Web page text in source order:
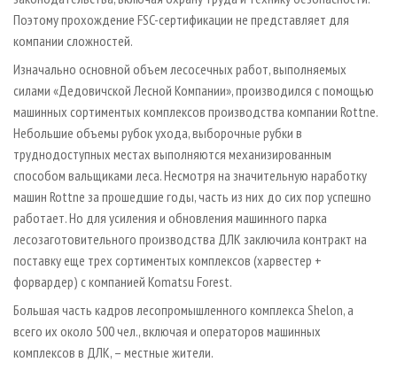
Поэтому прохождение FSC-сертификации не представляет для
компании сложностей.
Изначально основной объем лесосечных работ, выполняемых
силами «Дедовичской Лесной Компании», производился с помощью
машинных сортиментых комплексов производства компании Rottne.
Небольшие объемы рубок ухода, выборочные рубки в
труднодоступных местах выполняются механизированным
способом вальщиками леса. Несмотря на значительную наработку
машин Rottne за прошедшие годы, часть из них до сих пор успешно
работает. Но для усиления и обновления машинного парка
лесозаготовительного производства ДЛК заключила контракт на
поставку еще трех сортиментых комплексов (харвестер +
форвардер) с компанией Komatsu Forest.
Большая часть кадров лесопромышленного комплекса Shelon, а
всего их около 500 чел., включая и операторов машинных
комплексов в ДЛК, – местные жители.